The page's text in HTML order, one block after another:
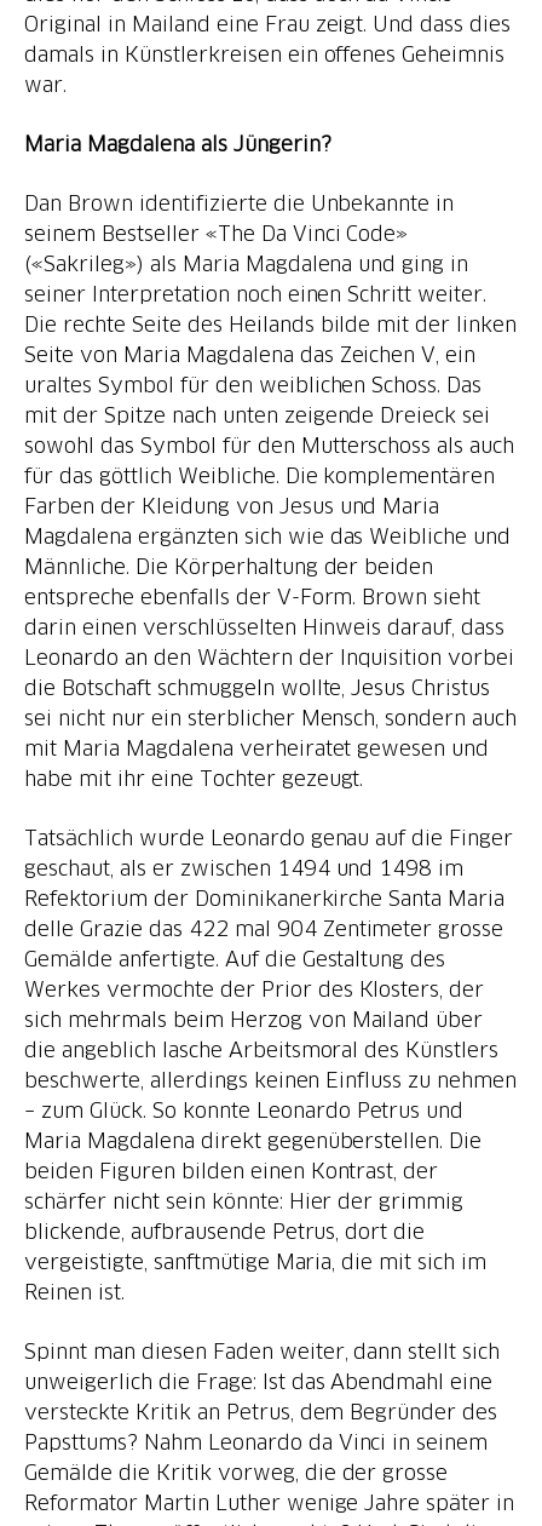
Original in Mailand eine Frau zeigt. Und dass dies
damals in Künstlerkreisen ein offenes Geheimnis
war.
Maria Magdalena als Jüngerin?
Dan Brown identifizierte die Unbekannte in
seinem Bestseller «The Da Vinci Code»
(«Sakrileg») als Maria Magdalena und ging in
seiner Interpretation noch einen Schritt weiter.
Die rechte Seite des Heilands bilde mit der linken
Seite von Maria Magdalena das Zeichen V, ein
uraltes Symbol für den weiblichen Schoss. Das
mit der Spitze nach unten zeigende Dreieck sei
sowohl das Symbol für den Mutterschoss als auch
für das göttlich Weibliche. Die komplementären
Farben der Kleidung von Jesus und Maria
Magdalena ergänzten sich wie das Weibliche und
Männliche. Die Körperhaltung der beiden
entspreche ebenfalls der V-Form. Brown sieht
darin einen verschlüsselten Hinweis darauf, dass
Leonardo an den Wächtern der Inquisition vorbei
die Botschaft schmuggeln wollte, Jesus Christus
sei nicht nur ein sterblicher Mensch, sondern auch
mit Maria Magdalena verheiratet gewesen und
habe mit ihr eine Tochter gezeugt.
Tatsächlich wurde Leonardo genau auf die Finger
geschaut, als er zwischen 1494 und 1498 im
Refektorium der Dominikanerkirche Santa Maria
delle Grazie das 422 mal 904 Zentimeter grosse
Gemälde anfertigte. Auf die Gestaltung des
Werkes vermochte der Prior des Klosters, der
sich mehrmals beim Herzog von Mailand über
die angeblich lasche Arbeitsmoral des Künstlers
beschwerte, allerdings keinen Einfluss zu nehmen
– zum Glück. So konnte Leonardo Petrus und
Maria Magdalena direkt gegenüberstellen. Die
beiden Figuren bilden einen Kontrast, der
schärfer nicht sein könnte: Hier der grimmig
blickende, aufbrausende Petrus, dort die
vergeistigte, sanftmütige Maria, die mit sich im
Reinen ist.
Spinnt man diesen Faden weiter, dann stellt sich
unweigerlich die Frage: Ist das Abendmahl eine
versteckte Kritik an Petrus, dem Begründer des
Papsttums? Nahm Leonardo da Vinci in seinem
Gemälde die Kritik vorweg, die der grosse
Reformator Martin Luther wenige Jahre später in